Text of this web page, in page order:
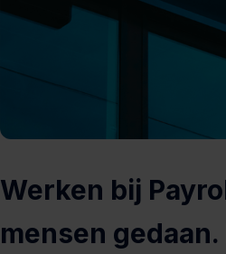
Werken bij
mensen